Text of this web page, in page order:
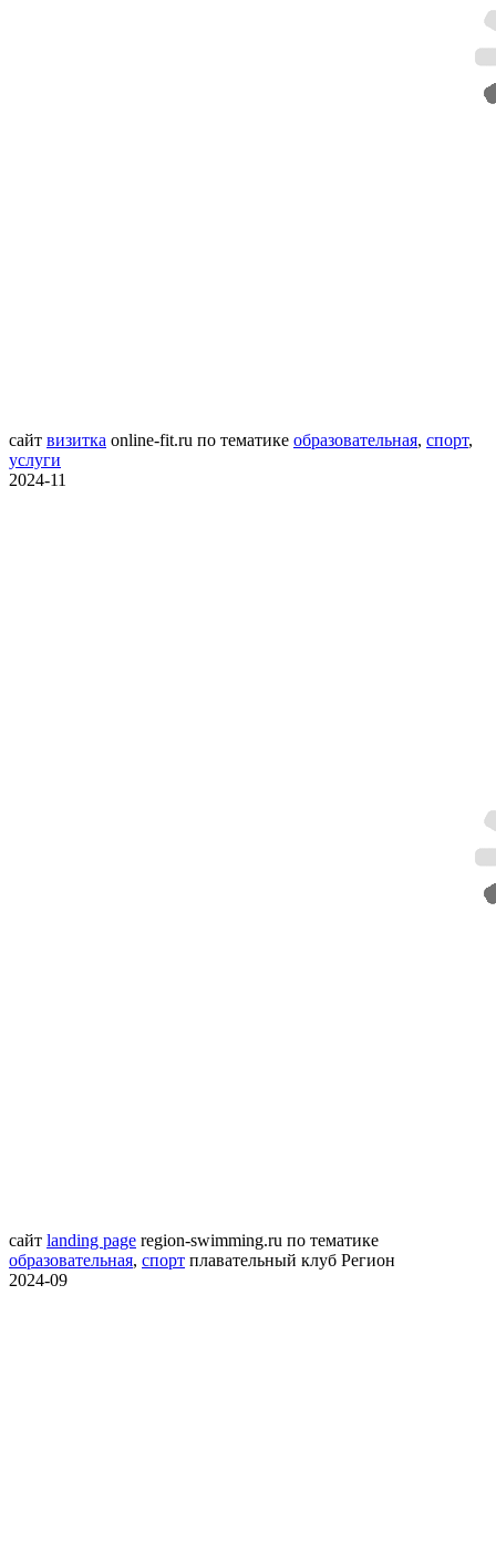
сайт визитка online-fit.ru по тематике образовательная, спорт,
услуги
2024-11
сайт landing page region-swimming.ru по тематике
образовательная, спорт плавательный клуб Регион
2024-09